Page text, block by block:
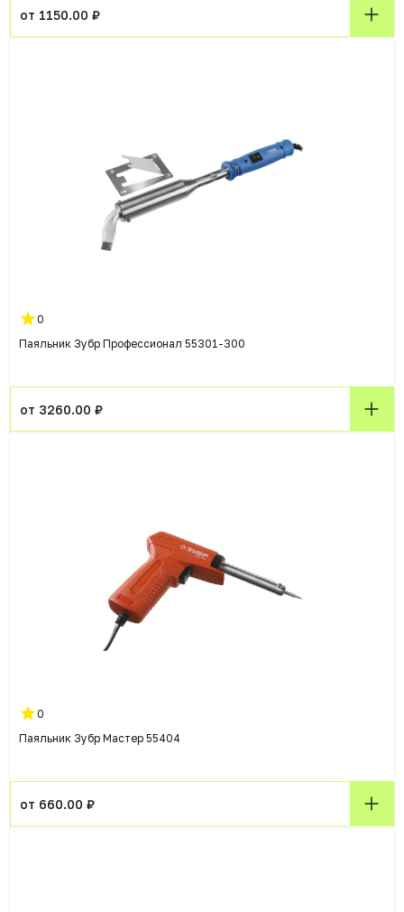
от 1150.00 ₽
0
Паяльник Зубр Профессионал 55301-300
от 3260.00 ₽
0
Паяльник Зубр Мастер 55404
от 660.00 ₽